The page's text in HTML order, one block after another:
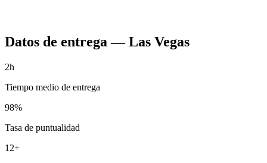
Datos de entrega —Las Vegas
2h
Tiempo medio de entrega
98%
Tasa de puntualidad
12+